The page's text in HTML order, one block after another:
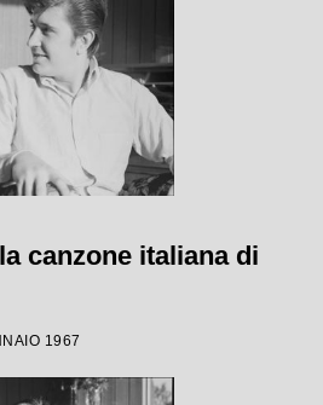
canzone italiana di
1967